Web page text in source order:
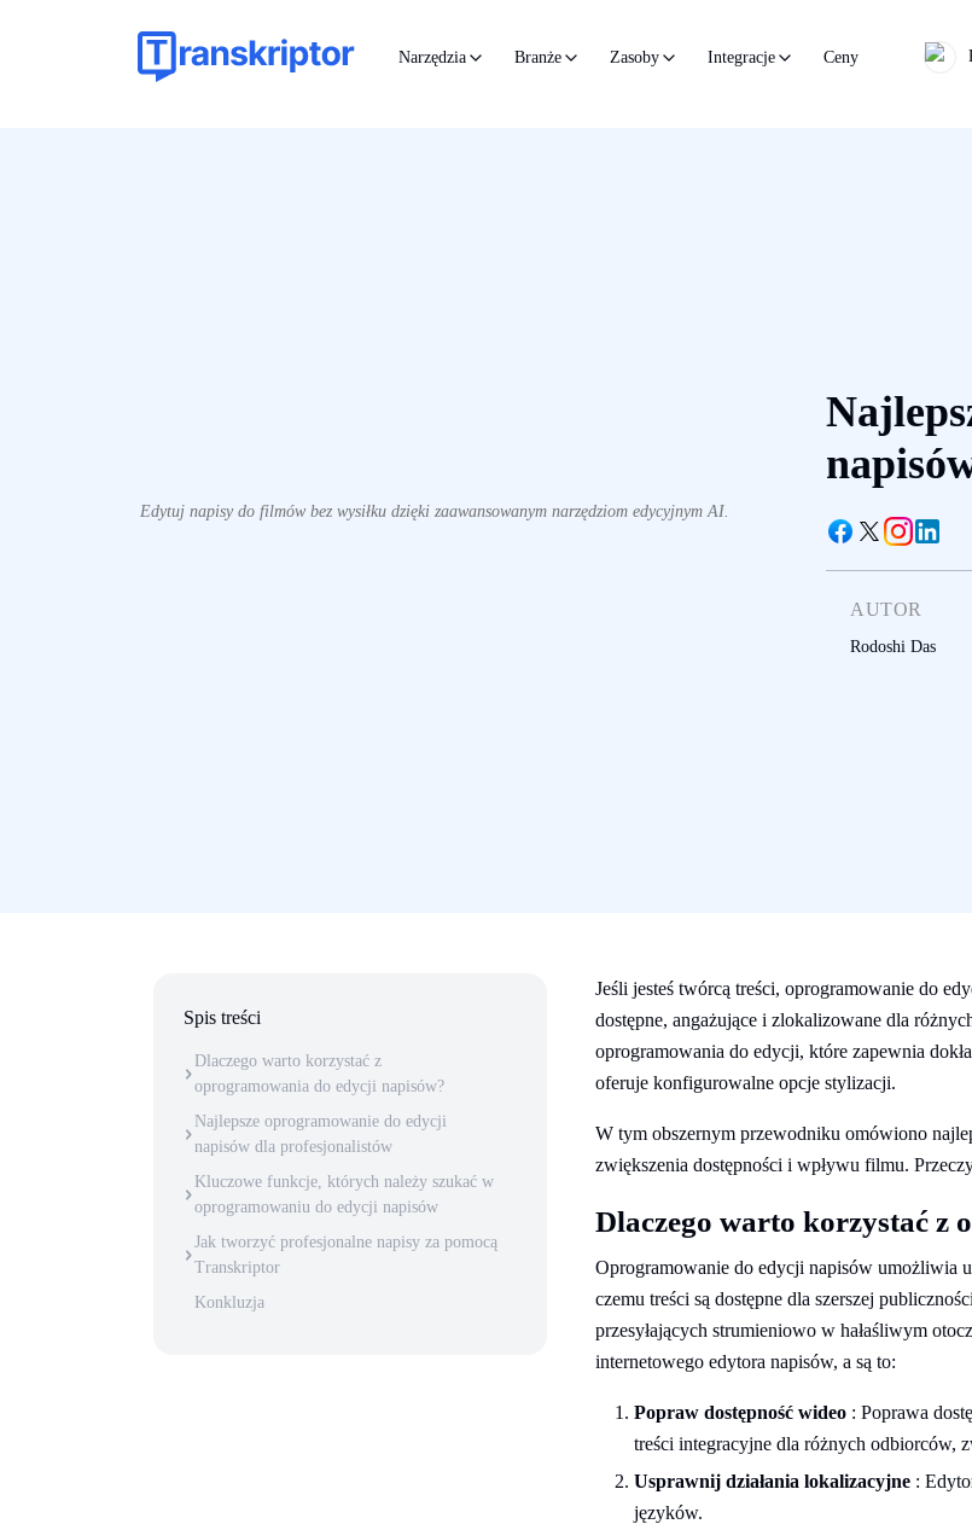
Narzędzia Branże Zasoby Integracje Ceny
Edytuj napisy do filmów bez wysiłku dzięki zaawansowanym narzędziom edycyjnym AI.
AUTOR
Rodoshi Das
Spis treści
Dlaczego warto korzystać z
oprogramowania do edycji napisów?
Najlepsze oprogramowanie do edycji
napisów dla profesjonalistów
Kluczowe funkcje, których należy szukać w
oprogramowaniu do edycji napisów
Jak tworzyć profesjonalne napisy za pomocą
Transkriptor
Konkluzja
Jeśli jesteś twórcą treści, oprogramowanie do
dostępne, angażujące i zlokalizowane dla
oprogramowania do edycji, które zapewnia
oferuje konfigurowalne opcje stylizacji.
W tym obszernym przewodniku omówiono
zwiększenia dostępności i wpływu filmu.
Dlaczego warto korzystać z
Oprogramowanie do edycji napisów umożliwia
czemu treści są dostępne dla szerszej
przesyłających strumieniowo w hałaśliwym
internetowego edytora napisów, a są to:
Popraw dostępność wideo : Poprawa
treści integracyjne dla różnych odbiorców,
Usprawnij działania lokalizacyjne :
języków.